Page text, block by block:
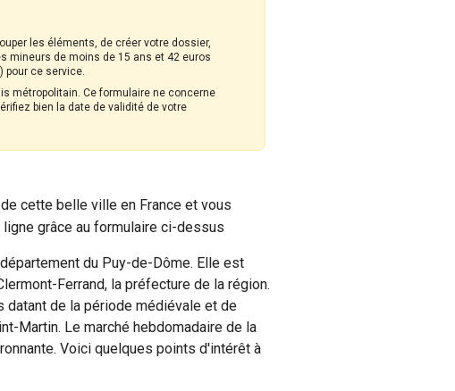
les éléments, de créer votre dossier,
mineurs de moins de 15 ans et 42 euros
pour ce service.
métropolitain. Ce formulaire ne concerne
bien la date de validité de votre
cette belle ville en France et vous
grâce au formulaire ci-dessus
du Puy-de-Dôme. Elle est
Ferrand, la préfecture de la région.
de la période médiévale et de
Martin. Le marché hebdomadaire de la
Voici quelques points d'intérêt à